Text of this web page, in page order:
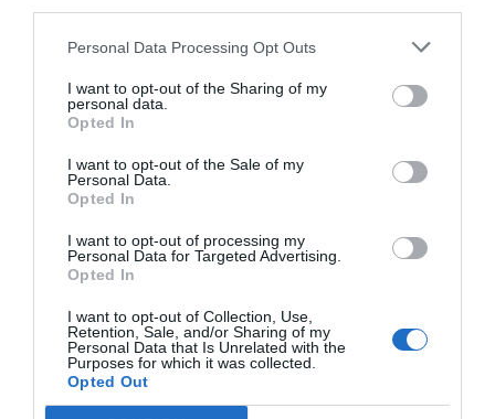
Personal Data Processing Opt Outs
I want to opt-out of the Sharing of my
personal data.
Opted In
I want to opt-out of the Sale of my
Personal Data.
Opted In
I want to opt-out of processing my
Personal Data for Targeted Advertising.
Opted In
I want to opt-out of Collection, Use,
Retention, Sale, and/or Sharing of my
Personal Data that Is Unrelated with the
Purposes for which it was collected.
Opted Out